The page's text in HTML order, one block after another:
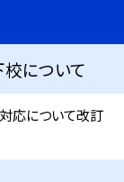
について
応について改訂